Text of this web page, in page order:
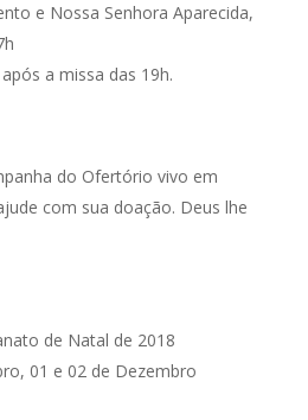
e Nossa Senhora Aparecida,
a missa das 19h.
do Ofertório vivo em
com sua doação. Deus lhe
de Natal de 2018
01 e 02 de Dezembro